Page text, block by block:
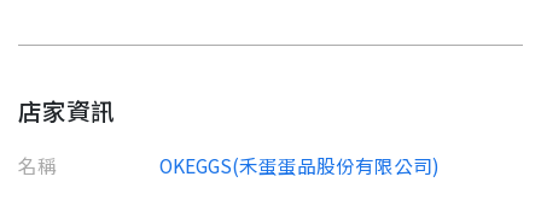
店家資訊
名稱
OKEGGS(禾蛋蛋品股份有限公司)